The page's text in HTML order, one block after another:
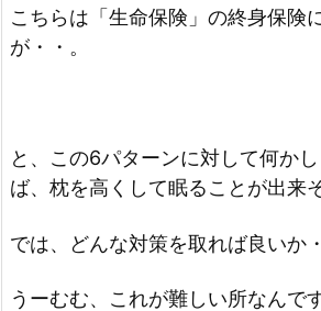
こちらは「生命保険」の終身保険
が・・。
と、この6パターンに対して何か
ば、枕を高くして眠ることが出来
では、どんな対策を取れば良いか・
うーむむ、これが難しい所なんで